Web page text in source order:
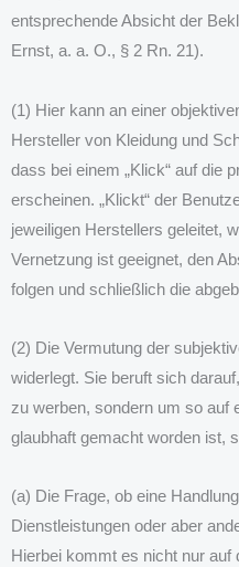
entsprechende Absicht der
Ernst, a. a. O., § 2 Rn. 21).
(1) Hier kann an einer
Hersteller von Kleidung und
dass bei einem „Klick“ auf die
erscheinen. „Klickt“ der
jeweiligen Herstellers geleitet,
Vernetzung ist geeignet, den
folgen und schließlich die
(2) Die Vermutung der
widerlegt. Sie beruft sich
zu werben, sondern um so auf
glaubhaft gemacht worden ist,
(a) Die Frage, ob eine
Dienstleistungen oder aber
Hierbei kommt es nicht nur auf